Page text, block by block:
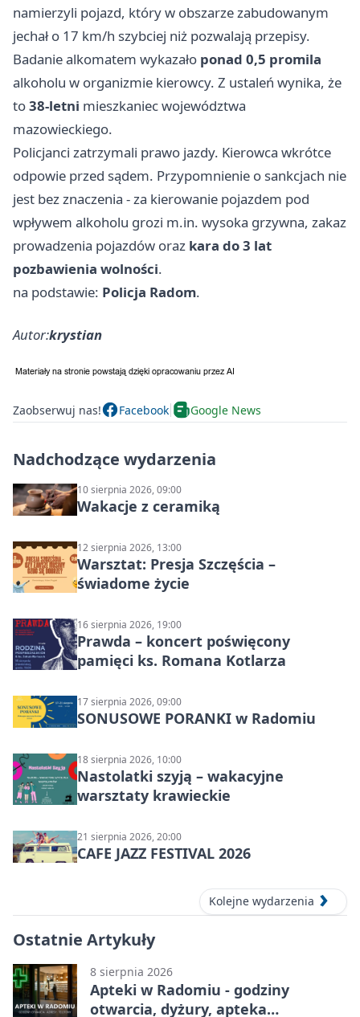
namierzyli pojazd, który w obszarze zabudowanym
jechał o 17 km/h szybciej niż pozwalają przepisy.
Badanie alkomatem wykazało ponad 0,5 promila
alkoholu w organizmie kierowcy. Z ustaleń wynika, że
to38-letni mieszkaniec województwa
mazowieckiego.
Policjanci zatrzymali prawo jazdy. Kierowca wkrótce
odpowie przed sądem. Przypomnienie o sankcjach nie
jest bez znaczenia - za kierowanie pojazdem pod
wpływem alkoholu grozi m.in. wysoka grzywna, zakaz
prowadzenia pojazdów oraz kara do 3 lat
pozbawienia wolności.
na podstawie: Policja Radom.
Autor:krystian
Zaobserwuj nas! Facebook Google News
Nadchodzące wydarzenia
10 sierpnia 2026, 09:00
Wakacje z ceramiką
12 sierpnia 2026, 13:00
Warsztat: Presja Szczęścia –
świadome życie
16 sierpnia 2026, 19:00
Prawda – koncert poświęcony
pamięci ks. Romana Kotlarza
17 sierpnia 2026, 09:00
SONUSOWE PORANKI w Radomiu
18 sierpnia 2026, 10:00
Nastolatki szyją – wakacyjne
warsztaty krawieckie
21 sierpnia 2026, 20:00
CAFE JAZZ FESTIVAL 2026
Kolejne wydarzenia
Ostatnie Artykuły
8 sierpnia 2026
Apteki w Radomiu - godziny
otwarcia, dyżury, apteka